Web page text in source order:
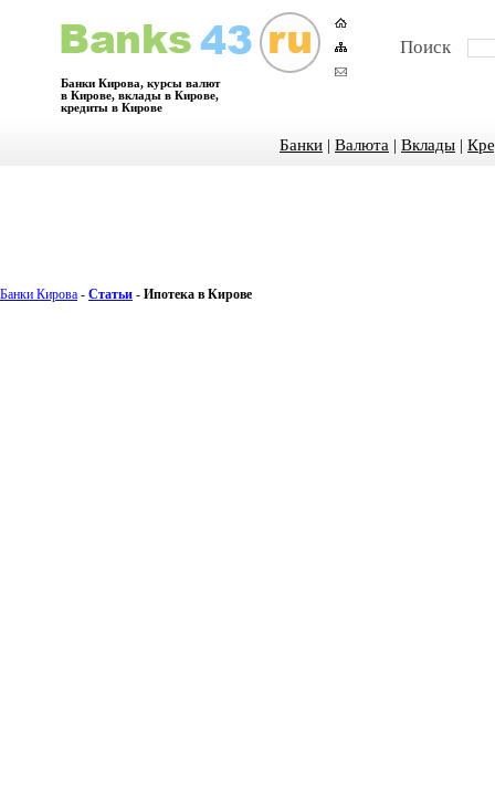
Банки Кирова, курсы валют
в Кирове, вклады в Кирове,
кредиты в Кирове
Поиск
Банки | Валюта | Вклады |
Банки Кирова - Статьи - Ипотека в Кирове